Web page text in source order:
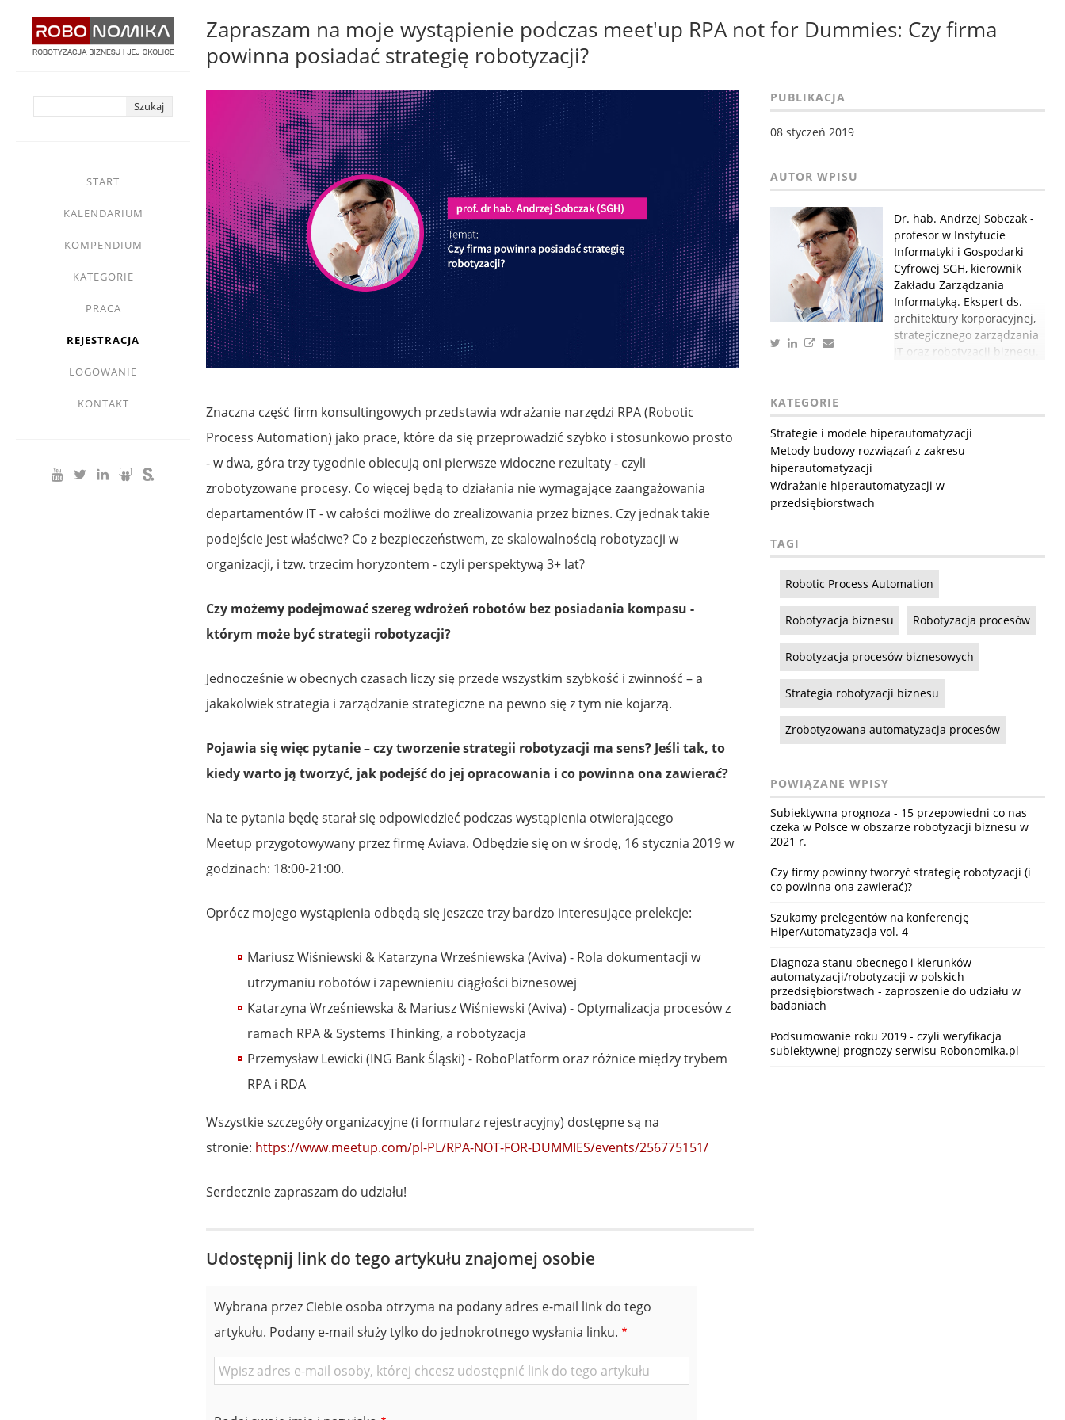
START
KALENDARIUM
KOMPENDIUM
KATEGORIE
PRACA
REJESTRACJA
LOGOWANIE
KONTAKT
Zapraszam na moje wystąpienie podczas meet'up RPA not for Dummies: Czy firma
powinna posiadać strategię robotyzacji?
Znaczna część firm konsultingowych przedstawia wdrażanie narzędzi RPA (Robotic
Process Automation) jako prace, które da się przeprowadzić szybko i stosunkowo prosto
- w dwa, góra trzy tygodnie obiecują oni pierwsze widoczne rezultaty - czyli
zrobotyzowane procesy. Co więcej będą to działania nie wymagające zaangażowania
departamentów IT - w całości możliwe do zrealizowania przez biznes. Czy jednak takie
podejście jest właściwe? Co z bezpieczeństwem, ze skalowalnością robotyzacji w
organizacji, i tzw. trzecim horyzontem - czyli perspektywą 3+ lat?
Czy możemy podejmować szereg wdrożeń robotów bez posiadania kompasu -
którym może być strategii robotyzacji?
Jednocześnie w obecnych czasach liczy się przede wszystkim szybkość i zwinność – a
jakakolwiek strategia i zarządzanie strategiczne na pewno się z tym nie kojarzą.
Pojawia się więc pytanie – czy tworzenie strategii robotyzacji ma sens? Jeśli tak, to
kiedy warto ją tworzyć, jak podejść do jej opracowania i co powinna ona zawierać?
Na te pytania będę starał się odpowiedzieć podczas wystąpienia otwierającego
Meetup przygotowywany przez firmę Aviava. Odbędzie się on w środę, 16 stycznia 2019 w
godzinach: 18:00-21:00.
Oprócz mojego wystąpienia odbędą się jeszcze trzy bardzo interesujące prelekcje:
Mariusz Wiśniewski & Katarzyna Wrześniewska (Aviva) - Rola dokumentacji w
utrzymaniu robotów i zapewnieniu ciągłości biznesowej
Katarzyna Wrześniewska & Mariusz Wiśniewski (Aviva) - Optymalizacja procesów z
ramach RPA & Systems Thinking, a robotyzacja
Przemysław Lewicki (ING Bank Śląski) - RoboPlatform oraz różnice między trybem
RPA i RDA
Wszystkie szczegóły organizacyjne (i formularz rejestracyjny) dostępne są na
stronie: https://www.meetup.com/pl-PL/RPA-NOT-FOR-DUMMIES/events/256775151/
Serdecznie zapraszam do udziału!
PUBLIKACJA
08 styczeń 2019
Dr. hab. Andrzej Sobczak -
profesor w Instytucie
Informatyki i Gospodarki
Cyfrowej SGH, kierownik
Zakładu Zarządzania
Informatyką. Ekspert ds.
architektury korporacyjnej,
strategicznego zarządzania
IT oraz robotyzacji biznesu.
KATEGORIE
Strategie i modele hiperautomatyzacji
Metody budowy rozwiązań z zakresu
hiperautomatyzacji
Wdrażanie hiperautomatyzacji w
przedsiębiorstwach
TAGI
Robotic Process Automation
Robotyzacja biznesu Robotyzacja procesów
Robotyzacja procesów biznesowych
Strategia robotyzacji biznesu
Zrobotyzowana automatyzacja procesów
POWIĄZANE WPISY
Subiektywna prognoza - 15 przepowiedni co nas
czeka w Polsce w obszarze robotyzacji biznesu w
2021 r.
Czy firmy powinny tworzyć strategię robotyzacji (i
co powinna ona zawierać)?
Szukamy prelegentów na konferencję
HiperAutomatyzacja vol. 4
Diagnoza stanu obecnego i kierunków
automatyzacji/robotyzacji w polskich
przedsiębiorstwach - zaproszenie do udziału w
badaniach
Podsumowanie roku 2019 - czyli weryfikacja
subiektywnej prognozy serwisu Robonomika.pl
Udostępnij link do tego artykułu znajomej osobie
Wybrana przez Ciebie osoba otrzyma na podany adres e-mail link do tego
artykułu. Podany e-mail służy tylko do jednokrotnego wysłania linku.
E-